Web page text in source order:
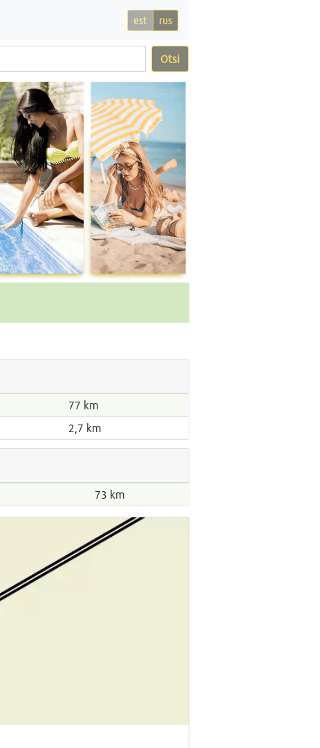
est rus
Otsi
77 km
2,7 km
73 km